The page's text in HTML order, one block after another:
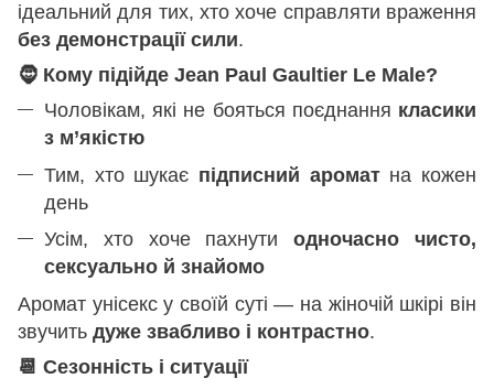
ідеальний для тих, хто хоче справляти враження
без демонстрації сили.
🧔 Кому підійде Jean Paul Gaultier Le Male?
Чоловікам, які не бояться поєднання класики
з м’якістю
Тим, хто шукає підписний ароматна кожен
день
Усім, хто хоче пахнутиодночасно чисто,
сексуально й знайомо
Аромат унісекс у своїй суті — на жіночій шкірі він
звучить дуже звабливо і контрастно.
📆 Сезонність і ситуації